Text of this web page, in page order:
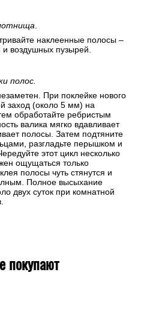
.
наклеенные полосы –
и воздушных пузырей.
полос.
При поклейке нового
заход (около 5 мм) на
обработайте ребристым
валика мягко вдавливает
полосы. Затем подтяните
разгладьте перышком и
этот цикл несколько
ощущаться только
полосы чуть стянутся и
Полное высыхание
двух суток при комнатной
покупают